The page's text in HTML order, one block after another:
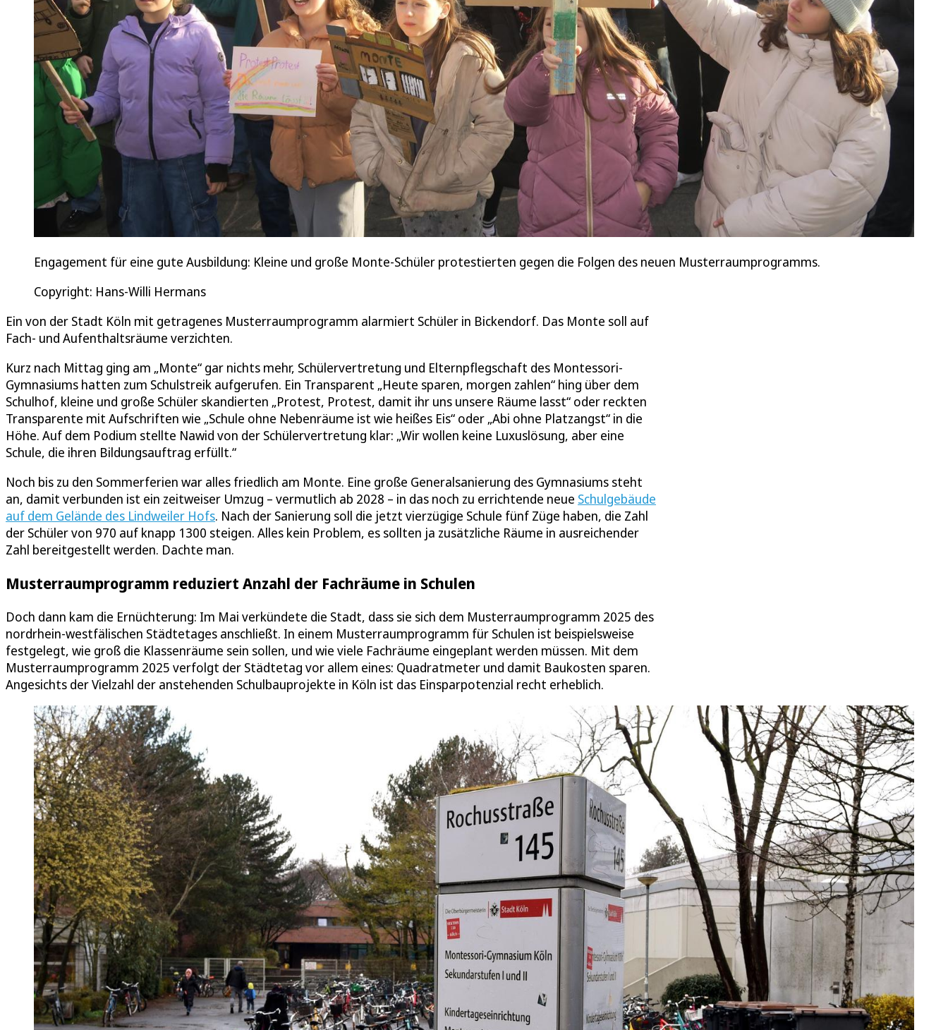
Engagement für eine gute Ausbildung: Kleine und große Monte-Schüler protestierten gegen die Folgen des neuen Musterraumprogramms.
Copyright: Hans-Willi Hermans
Ein von der Stadt Köln mit getragenes Musterraumprogramm alarmiert Schüler in Bickendorf. Das Monte soll auf
Fach- und Aufenthaltsräume verzichten.
Kurz nach Mittag ging am „Monte“ gar nichts mehr, Schülervertretung und Elternpflegschaft des Montessori-
Gymnasiums hatten zum Schulstreik aufgerufen. Ein Transparent „Heute sparen, morgen zahlen“ hing über dem
Schulhof, kleine und große Schüler skandierten „Protest, Protest, damit ihr uns unsere Räume lasst“ oder reckten
Transparente mit Aufschriften wie „Schule ohne Nebenräume ist wie heißes Eis“ oder „Abi ohne Platzangst“ in die
Höhe. Auf dem Podium stellte Nawid von der Schülervertretung klar: „Wir wollen keine Luxuslösung, aber eine
Schule, die ihren Bildungsauftrag erfüllt.“
Noch bis zu den Sommerferien war alles friedlich am Monte. Eine große Generalsanierung des Gymnasiums steht
an, damit verbunden ist ein zeitweiser Umzug – vermutlich ab 2028 – in das noch zu errichtende neue Schulgebäude
auf dem Gelände des Lindweiler Hofs. Nach der Sanierung soll die jetzt vierzügige Schule fünf Züge haben, die Zahl
der Schüler von 970 auf knapp 1300 steigen. Alles kein Problem, es sollten ja zusätzliche Räume in ausreichender
Zahl bereitgestellt werden. Dachte man.
Musterraumprogramm reduziert Anzahl der Fachräume in Schulen
Doch dann kam die Ernüchterung: Im Mai verkündete die Stadt, dass sie sich dem Musterraumprogramm 2025 des
nordrhein-westfälischen Städtetages anschließt. In einem Musterraumprogramm für Schulen ist beispielsweise
festgelegt, wie groß die Klassenräume sein sollen, und wie viele Fachräume eingeplant werden müssen. Mit dem
Musterraumprogramm 2025 verfolgt der Städtetag vor allem eines: Quadratmeter und damit Baukosten sparen.
Angesichts der Vielzahl der anstehenden Schulbauprojekte in Köln ist das Einsparpotenzial recht erheblich.